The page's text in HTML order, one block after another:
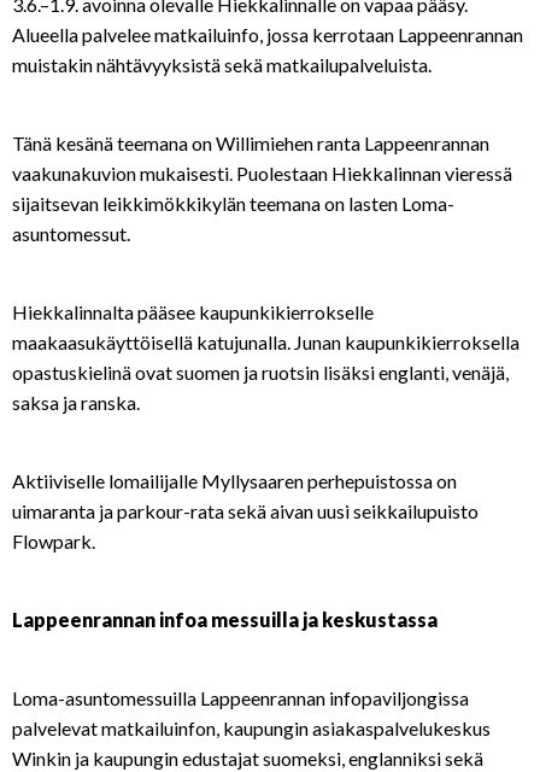
Alueella palvelee matkailuinfo, jossa kerrotaan Lappeenrannan
muistakin nähtävyyksistä sekä matkailupalveluista.
Tänä kesänä teemana on Willimiehen ranta Lappeenrannan
vaakunakuvion mukaisesti. Puolestaan Hiekkalinnan vieressä
sijaitsevan leikkimökkikylän teemana on lasten Loma-
asuntomessut.
Hiekkalinnalta pääsee kaupunkikierrokselle
maakaasukäyttöisellä katujunalla. Junan kaupunkikierroksella
opastuskielinä ovat suomen ja ruotsin lisäksi englanti, venäjä,
saksa ja ranska.
Aktiiviselle lomailijalle Myllysaaren perhepuistossa on
uimaranta ja parkour-rata sekä aivan uusi seikkailupuisto
Flowpark.
Lappeenrannan infoa messuilla ja keskustassa
Loma-asuntomessuilla Lappeenrannan infopaviljongissa
palvelevat matkailuinfon, kaupungin asiakaspalvelukeskus
Winkin ja kaupungin edustajat suomeksi, englanniksi sekä